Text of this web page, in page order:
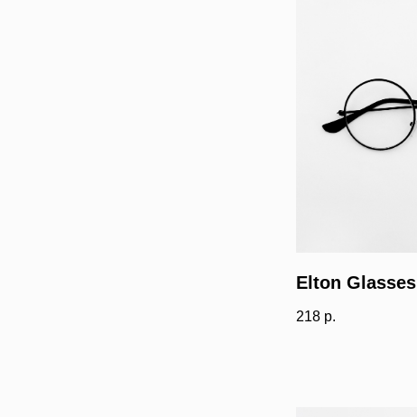
Elton Glasses
218 р.